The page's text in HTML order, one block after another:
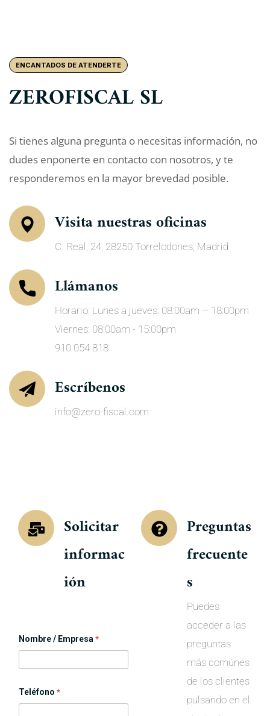
ENCANTADOS DE ATENDERTE
ZEROFISCAL SL
Si tienes alguna pregunta o necesitas información, no
dudes enponerte en contacto con nosotros, y te
responderemos en la mayor brevedad posible.
Visita nuestras oficinas
C. Real, 24, 28250 Torrelodones, Madrid
Llámanos
Horario: Lunes a jueves: 08:00am – 18:00pm
Viernes: 08:00am - 15:00pm
910 054 818
Escríbenos
info@zero-fiscal.com
Solicitar
informac
ión
Nombre / Empresa*
Teléfono *
Preguntas
frecuente
s
Puedes
acceder a las
preguntas
más comúnes
de los clientes
pulsando en el